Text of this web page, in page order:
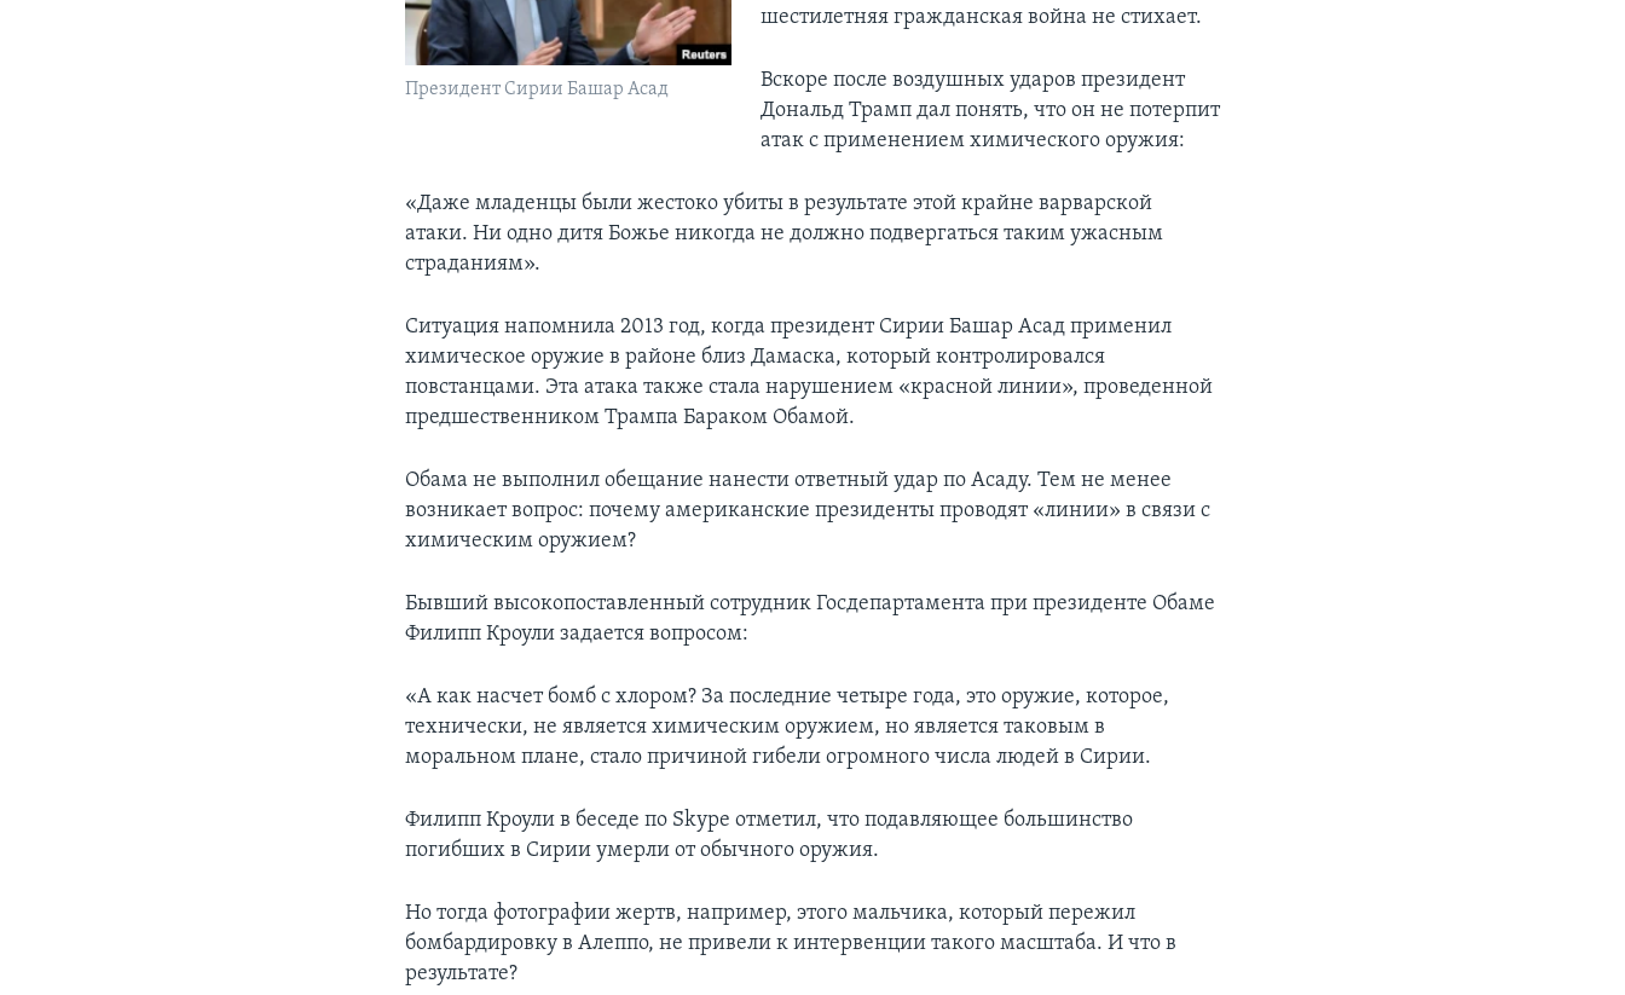
Президент Сирии Башар Асад
шестилетняя гражданская война не стихает.
Вскоре после воздушных ударов президент
Дональд Трамп дал понять, что он не потерпит
атак с применением химического оружия:
«Даже младенцы были жестоко убиты в результате этой крайне варварской
атаки. Ни одно дитя Божье никогда не должно подвергаться таким ужасным
страданиям».
Ситуация напомнила 2013 год, когда президент Сирии Башар Асад применил
химическое оружие в районе близ Дамаска, который контролировался
повстанцами. Эта атака также стала нарушением «красной линии», проведенной
предшественником Трампа Бараком Обамой.
Обама не выполнил обещание нанести ответный удар по Асаду. Тем не менее
возникает вопрос: почему американские президенты проводят «линии» в связи с
химическим оружием?
Бывший высокопоставленный сотрудник Госдепартамента при президенте Обаме
Филипп Кроули задается вопросом:
«А как насчет бомб с хлором? За последние четыре года, это оружие, которое,
технически, не является химическим оружием, но является таковым в
моральном плане, стало причиной гибели огромного числа людей в Сирии.
Филипп Кроули в беседе по Skype отметил, что подавляющее большинство
погибших в Сирии умерли от обычного оружия.
Но тогда фотографии жертв, например, этого мальчика, который пережил
бомбардировку в Алеппо, не привели к интервенции такого масштаба. И что в
результате?